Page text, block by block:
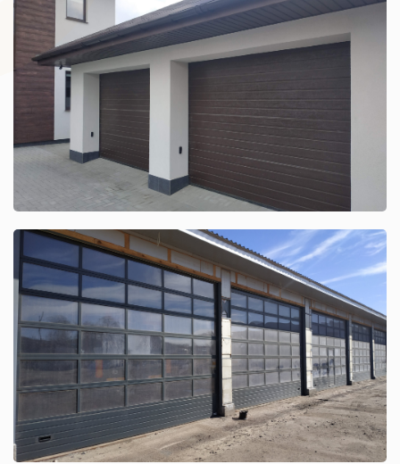
Гаражные секционные ворота HÖRMANN
Смотреть кейс
Промышленные секционные ворота
Смотреть кейс